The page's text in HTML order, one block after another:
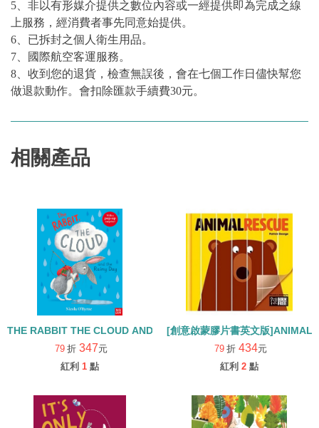
5、非以有形媒介提供之數位內容或一經提供即為完成之線
上服務，經消費者事先同意始提供。
6、已拆封之個人衛生用品。
7、國際航空客運服務。
8、收到您的退貨，檢查無誤後，會在七個工作日儘快幫您
做退款動作。會扣除匯款手續費30元。
相關產品
THE RABBIT THE CLOUD AND RAINY DAY 繪本+QRCODE
79 折 347元
紅利 1 點
[創意啟蒙膠片書英文版]ANIMAL
79 折 434元
紅利 2 點